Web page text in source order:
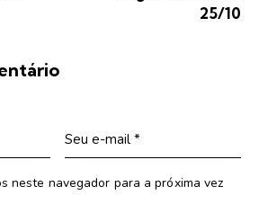
25/10
neste navegador para a próxima vez